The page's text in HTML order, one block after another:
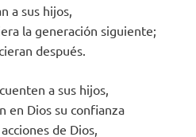
a sus hijos,
la generación siguiente;
después.
a sus hijos,
en Dios su confianza
de Dios,